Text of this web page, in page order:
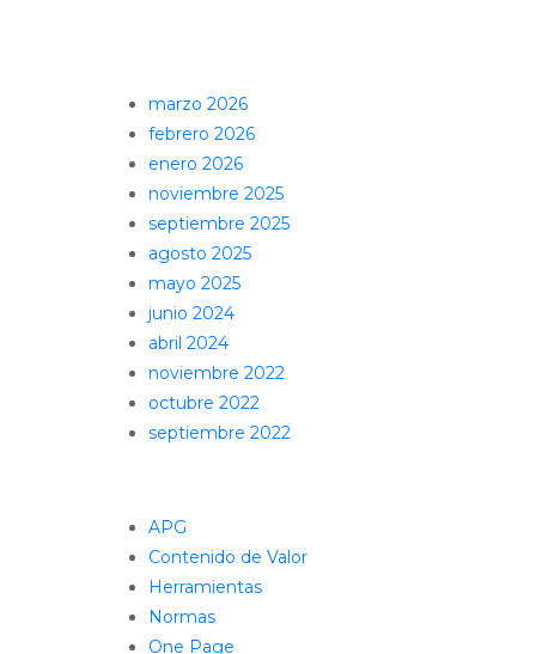
marzo 2026
febrero 2026
enero 2026
noviembre 2025
septiembre 2025
agosto 2025
mayo 2025
junio 2024
abril 2024
noviembre 2022
octubre 2022
septiembre 2022
APG
Contenido de Valor
Herramientas
Normas
One Page